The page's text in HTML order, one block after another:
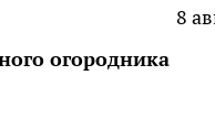
8
огородника